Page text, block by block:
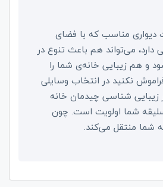
مناسب که با فضای
می‌تواند هم باعث تنوع در
و هم زیبایی خانه‌ی شما را
نکنید در انتخاب وسایلی
زیبایی شناسی چیدمان خانه
شما اولویت است. چون
شما منتقل می‌کند.